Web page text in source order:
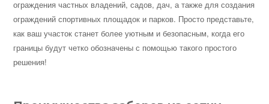
ограждения частных владений, садов, дач, а также для создания
ограждений спортивных площадок и парков. Просто представьте,
как ваш участок станет более уютным и безопасным, когда его
границы будут четко обозначены с помощью такого простого
решения!